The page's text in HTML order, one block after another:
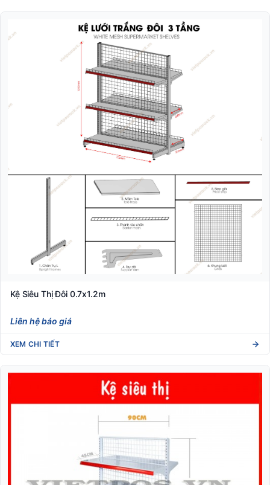
Kệ Siêu Thị Đôi 0.7x1.2m
Liên hệ báo giá
XEM CHI TIẾT